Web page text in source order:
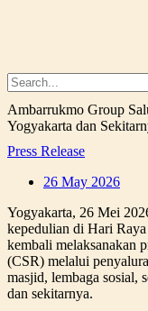
Ambarrukmo Group
Yogyakarta dan
Press Release
26 May 2026
Yogyakarta, 26 Mei
kepedulian di Hari
kembali melaksanakan
(CSR) melalui
masjid, lembaga sosial,
dan sekitarnya.